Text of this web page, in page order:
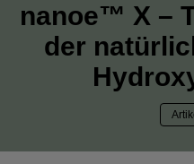
nanoe™ X –
der